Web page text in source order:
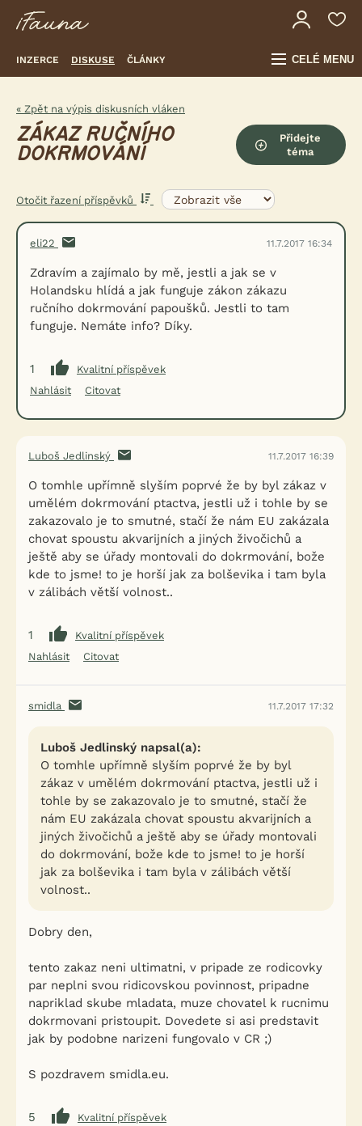
INZERCE DISKUSE ČLÁNKY CELÉ MENU
« Zpět na výpis diskusních vláken
ZÁKAZ RUČNÍHO
DOKRMOVÁNÍ
Přidejte
téma
Otočit řazení příspěvků
eli22 11.7.2017 16:34
Zdravím a zajímalo by mě, jestli a jak se v
Holandsku hlídá a jak funguje zákon zákazu
ručního dokrmování papoušků. Jestli to tam
funguje. Nemáte info? Díky.
1
Kvalitní příspěvek
Nahlásit
Citovat
Luboš Jedlinský 11.7.2017 16:39
O tomhle upřímně slyším poprvé že by byl zákaz v
umělém dokrmování ptactva, jestli už i tohle by se
zakazovalo je to smutné, stačí že nám EU zakázala
chovat spoustu akvarijních a jiných živočichů a
ještě aby se úřady montovali do dokrmování, bože
kde to jsme! to je horší jak za bolševika i tam byla
v zálibách větší volnost..
1
Kvalitní příspěvek
Nahlásit
Citovat
smidla 11.7.2017 17:32
Luboš Jedlinský napsal(a):
O tomhle upřímně slyším poprvé že by byl
zákaz v umělém dokrmování ptactva, jestli už i
tohle by se zakazovalo je to smutné, stačí že
nám EU zakázala chovat spoustu akvarijních a
jiných živočichů a ještě aby se úřady montovali
do dokrmování, bože kde to jsme! to je horší
jak za bolševika i tam byla v zálibách větší
volnost..
Dobry den,
tento zakaz neni ultimatni, v pripade ze rodicovky
par neplni svou ridicovskou povinnost, pripadne
napriklad skube mladata, muze chovatel k rucnimu
dokrmovani pristoupit. Dovedete si asi predstavit
jak by podobne narizeni fungovalo v CR ;)
S pozdravem smidla.eu.
5
Kvalitní příspěvek